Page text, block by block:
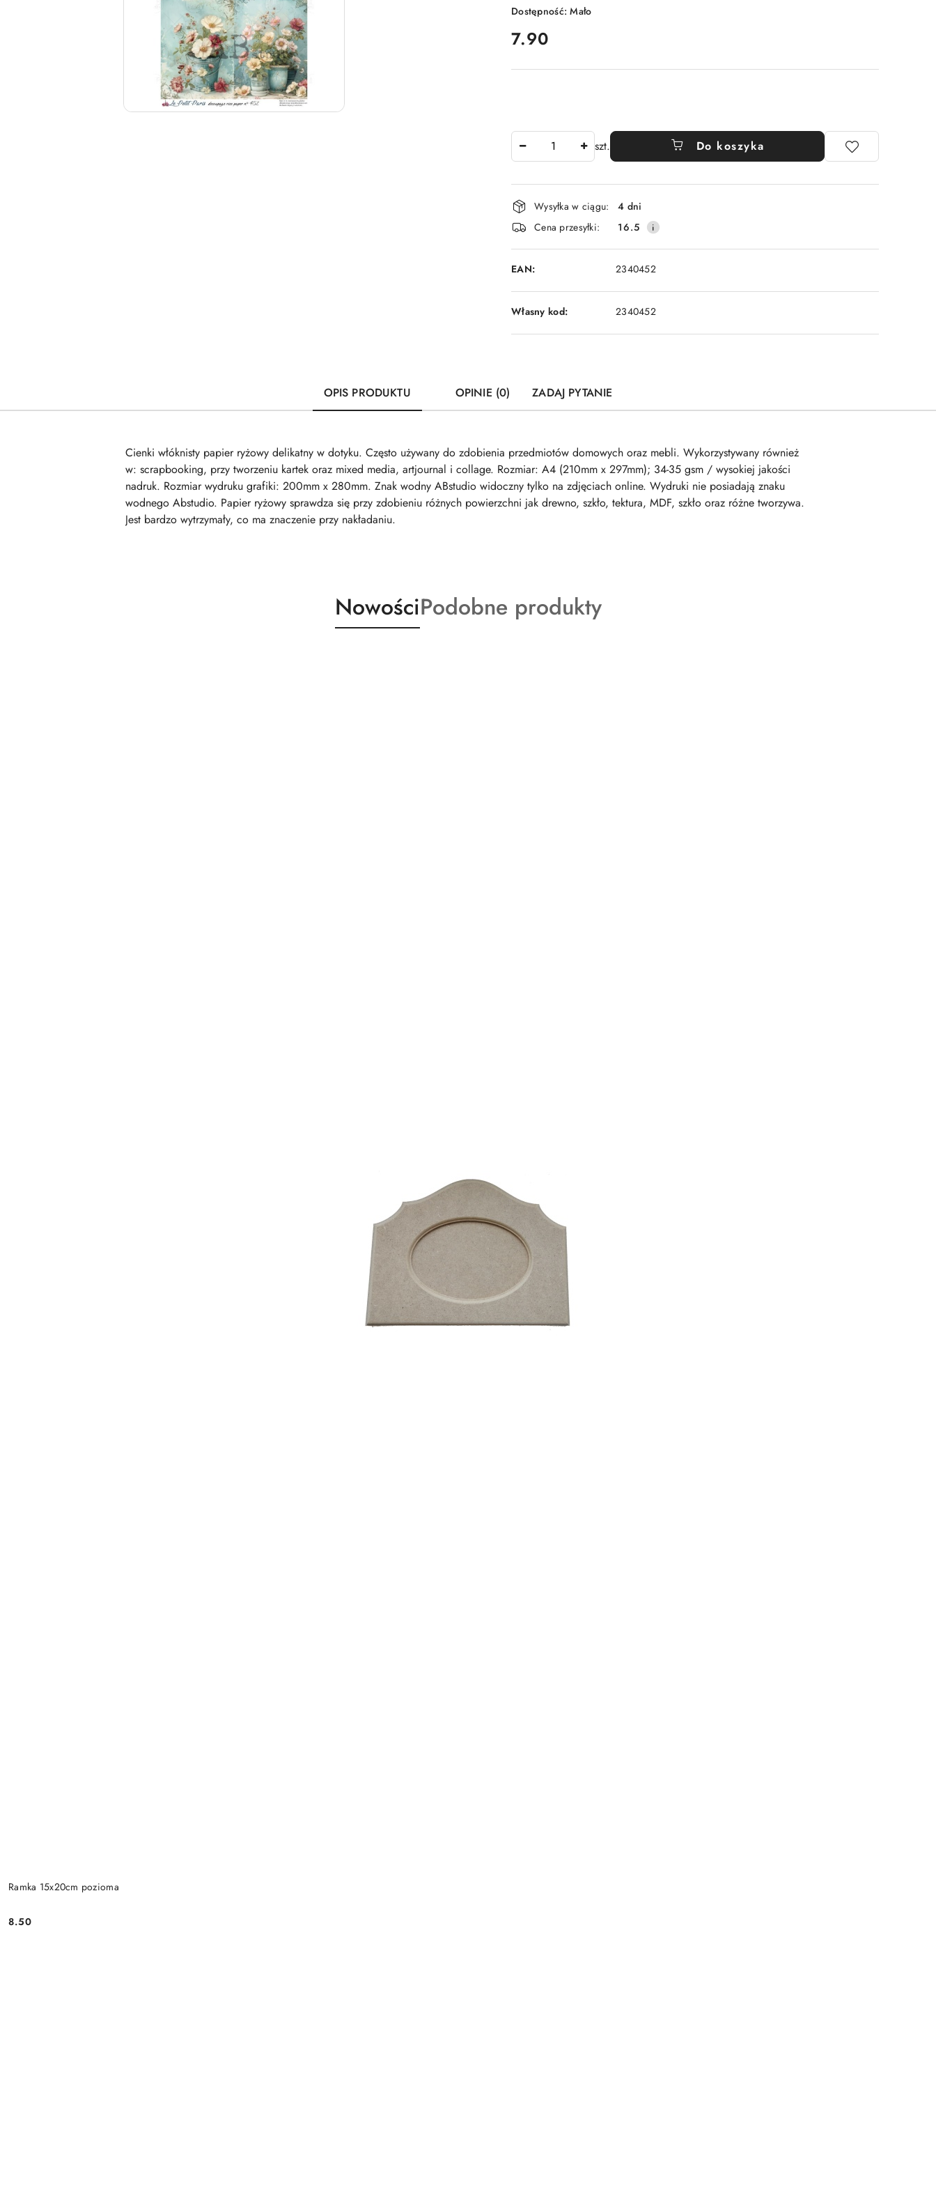
Dostępność:Mało
cena:
7.90
szt. Do koszyka
Dostępność
i
dostawa
Wysyłka w ciągu:
4 dni
Cena przesyłki:
16.5
EAN: 2340452
Własny kod: 2340452
OPIS PRODUKTU OPINIE (0) ZADAJ PYTANIE
Cienki włóknisty papier ryżowy delikatny w dotyku. Często używany do zdobienia przedmiotów domowych oraz mebli. Wykorzystywany również
w: scrapbooking, przy tworzeniu kartek oraz mixed media, artjournal i collage. Rozmiar: A4 (210mm x 297mm); 34-35 gsm / wysokiej jakości
nadruk. Rozmiar wydruku grafiki: 200mm x 280mm. Znak wodny ABstudio widoczny tylko na zdjęciach online. Wydruki nie posiadają znaku
wodnego Abstudio. Papier ryżowy sprawdza się przy zdobieniu różnych powierzchni jak drewno, szkło, tektura, MDF, szkło oraz różne tworzywa.
Jest bardzo wytrzymały, co ma znaczenie przy nakładaniu.
Produkty
o
NowościProdukty
o
Podobne produkty
Ramka 15x20cm pozioma
Cena:
8.50